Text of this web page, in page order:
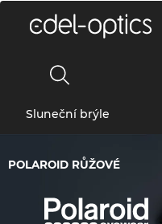
Sluneční brýle
POLAROID RŮŽOVÉ